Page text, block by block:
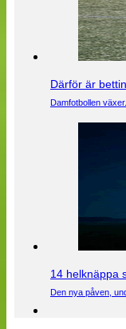
Därför är
Damfotbollen
14 helknäppa
Den nya påven,